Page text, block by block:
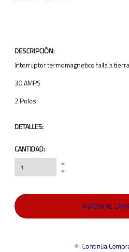
DESCRIPCIÓN:
Interruptor termomagnetico falla a
30 AMPS
2 Polos
DETALLES:
CANTIDAD:
Continúa